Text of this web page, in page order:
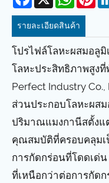
รายละเอียดสินค้า
โปรไฟล์โลหะผสมอลูมิ
โลหะประสิทธิภาพสูง
Perfect Industry
ส่วนประกอบโลหะผส
ปริมาณแมงกานีสตั้งแ
คุณสมบัติที่ครอบคลุมเ
การกัดกร่อนที่โดดเด่
ที่เหนือกว่าต่อการกัด